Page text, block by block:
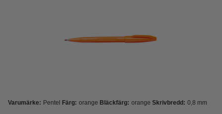
Varumärke: Pentel Färg: orange Bläckfärg: orange Skrivbredd: 0,8 mm